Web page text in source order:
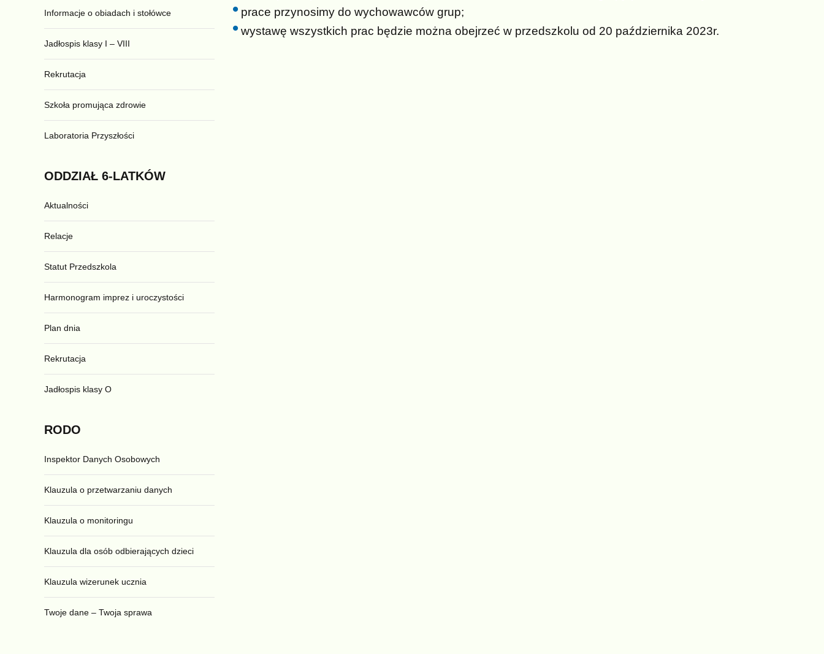
prace przynosimy do wychowawców grup;
wystawę wszystkich prac będzie można obejrzeć w przedszkolu od 20 października 2023r.
Informacje o obiadach i stołówce
Jadłospis klasy I – VIII
Rekrutacja
Szkoła promująca zdrowie
Laboratoria Przyszłości
ODDZIAŁ 6-LATKÓW
Aktualności
Relacje
Statut Przedszkola
Harmonogram imprez i uroczystości
Plan dnia
Rekrutacja
Jadłospis klasy O
RODO
Inspektor Danych Osobowych
Klauzula o przetwarzaniu danych
Klauzula o monitoringu
Klauzula dla osób odbierających dzieci
Klauzula wizerunek ucznia
Twoje dane – Twoja sprawa